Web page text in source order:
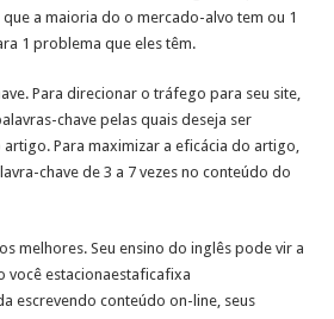
a maioria do o mercado-alvo tem ou 1
1 problema que eles têm.
Para direcionar o tráfego para seu site,
chave pelas quais deseja ser
Para maximizar a eficácia do artigo,
chave de 3 a 7 vezes no conteúdo do
melhores. Seu ensino do inglês pode vir a
você estacionaestaficafixa
escrevendo conteúdo on-line, seus